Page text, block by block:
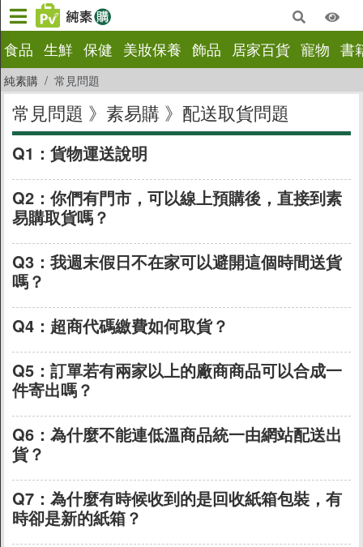
食品 生鮮 保健 美妝保養 飾品 居家百貨 寵物 書
純素購 常見問題
常見問題
素易購
訂購常見問題
付款常見問題
配送取貨問題
超商取貨問題
電子發票問題
台灣以外訂購問題
優惠券問題
關於「素易幣」
關於SUIIS黑卡會員
素食分類說明
全家FamilyMart 贈品兌換
蛋糕宅配風險須知
其他問題
suiis主網站
帳號相關問題
常見問題 》素易購 》配送取貨問題
Q1： 貨物運送說明
Q2：你們有門市，可以線上預購後，直接到素
易購取貨嗎？
Q3： 我週末假日不在家可以避開這個時間送貨
嗎？
Q4： 超商代碼繳費如何取貨？
Q5： 訂單若有兩家以上的廠商商品可以合成一
件寄出嗎？
Q6： 為什麼不能連低溫商品統一由網站配送出
貨？
Q7： 為什麼有時候收到的是回收紙箱包裝，有
時卻是新的紙箱？